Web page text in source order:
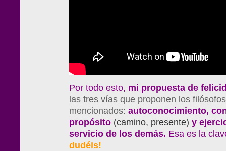
Por todo esto, mi propuesta de
las tres vías que proponen los
mencionados: autoconocimiento,
propósito (camino, presente) y
servicio de los demás. Esa es la
dudéis!